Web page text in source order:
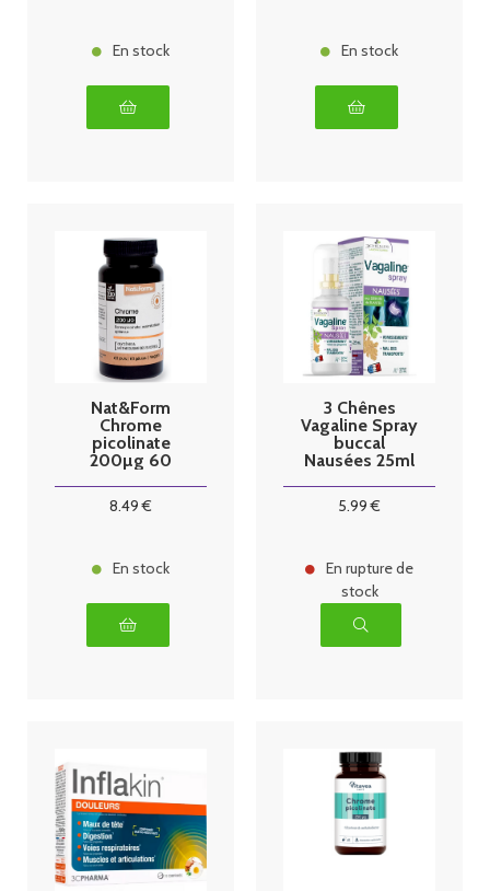
En stock En stock
Nat&Form
Chrome
picolinate
200µg 60
8.49 €
En stock
3 Chênes
Vagaline Spray
buccal
Nausées 25ml
5.99 €
En rupture de
stock